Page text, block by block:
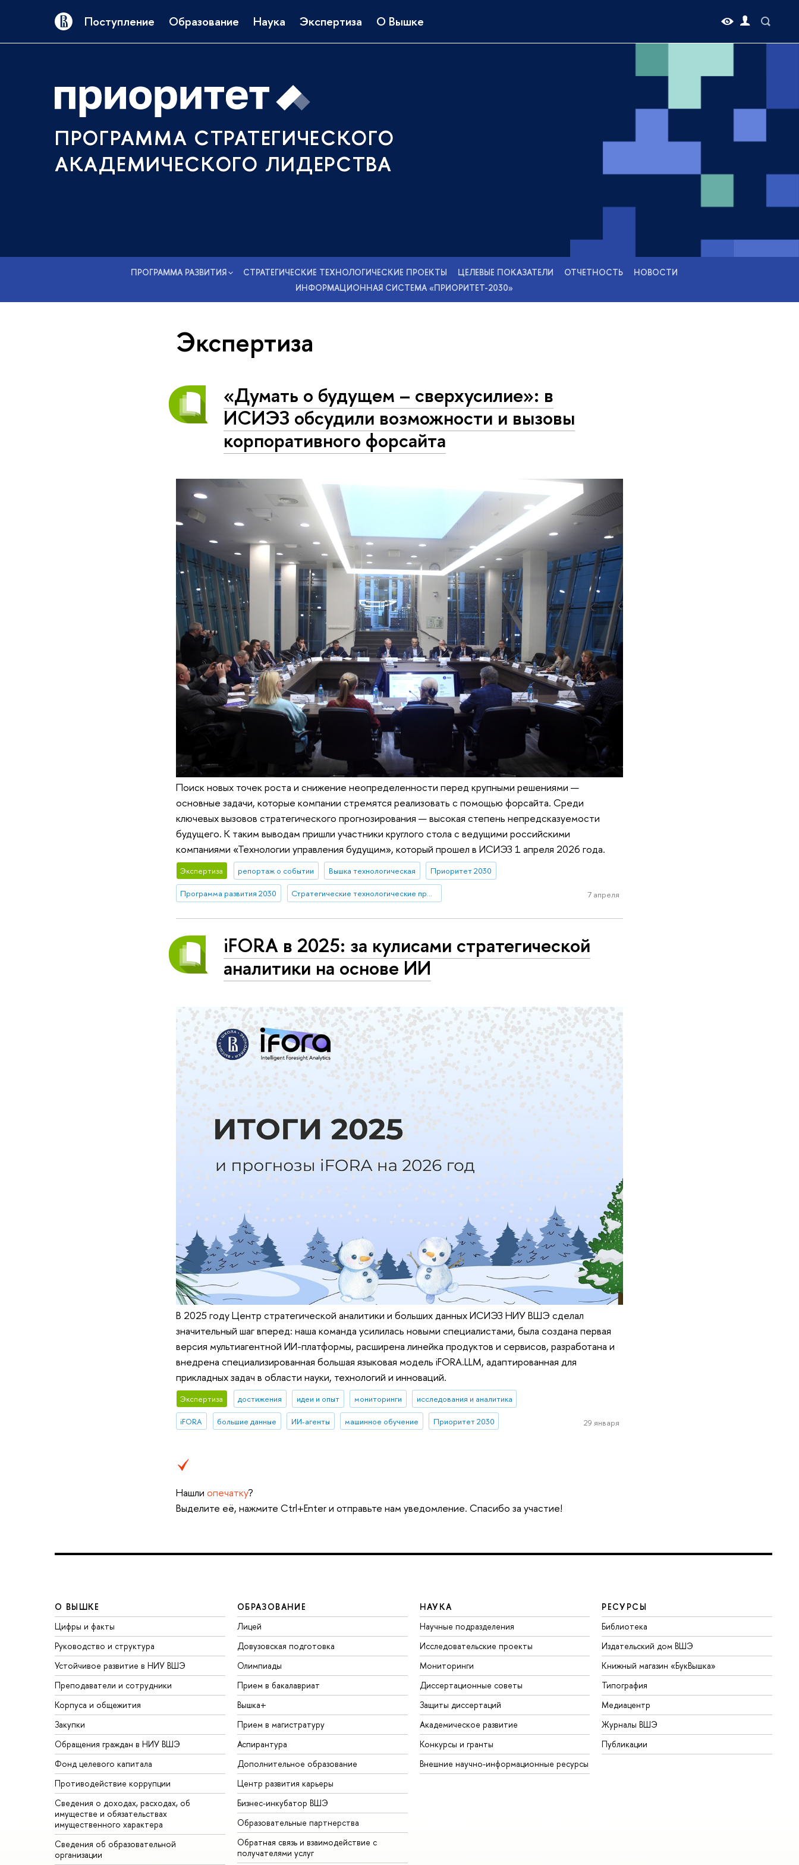
Поступление Образование Наука Экспертиза О Вышке
ПРОГРАММА СТРАТЕГИЧЕСКОГО
АКАДЕМИЧЕСКОГО ЛИДЕРСТВА
ПРОГРАММА РАЗВИТИЯ СТРАТЕГИЧЕСКИЕ ТЕХНОЛОГИЧЕСКИЕ ПРОЕКТЫ ЦЕЛЕВЫЕ ПОКАЗАТЕЛИ ОТЧЕТНОСТЬ
НОВОСТИ
ИНФОРМАЦИОННАЯ СИСТЕМА «ПРИОРИТЕТ-2030»
Экспертиза
«Думать о будущем – сверхусилие»: в
ИСИЭЗ обсудили возможности и вызовы
корпоративного форсайта
Поиск новых точек роста и снижение неопределенности перед крупными решениями —
основные задачи, которые компании стремятся реализовать с помощью форсайта. Среди
ключевых вызовов стратегического прогнозирования — высокая степень непредсказуемости
будущего. К таким выводам пришли участники круглого стола с ведущими российскими
компаниями «Технологии управления будущим», который прошел в ИСИЭЗ 1 апреля 2026 года.
Экспертиза репортаж о событии Вышка технологическая Приоритет 2030
Программа развития 2030 Стратегические технологические проекты 7 апреля
iFORA в 2025: за кулисами стратегической
аналитики на основе ИИ
В 2025 году Центр стратегической аналитики и больших данных ИСИЭЗ НИУ ВШЭ сделал
значительный шаг вперед: наша команда усилилась новыми специалистами, была создана первая
версия мультиагентной ИИ-платформы, расширена линейка продуктов и сервисов, разработана и
внедрена специализированная большая языковая модель iFORA.LLM, адаптированная для
прикладных задач в области науки, технологий и инноваций.
Экспертиза достижения идеи и опыт мониторинги исследования и аналитика
iFORA большие данные ИИ-агенты машинное обучение Приоритет 2030 29 января
Нашли опечатку?
Выделите её, нажмите Ctrl+Enter и отправьте нам уведомление. Спасибо за участие!
О ВЫШКЕ
Цифры и факты
Руководство и структура
Устойчивое развитие в НИУ ВШЭ
Преподаватели и сотрудники
Корпуса и общежития
Закупки
Обращения граждан в НИУ ВШЭ
Фонд целевого капитала
Противодействие коррупции
Сведения о доходах, расходах, об
имуществе и обязательствах
имущественного характера
Сведения об образовательной
организации
ОБРАЗОВАНИЕ
Лицей
Довузовская подготовка
Олимпиады
Прием в бакалавриат
Вышка+
Прием в магистратуру
Аспирантура
Дополнительное образование
Центр развития карьеры
Бизнес-инкубатор ВШЭ
Образовательные партнерства
Обратная связь и взаимодействие с
получателями услуг
НАУКА
Научные подразделения
Исследовательские проекты
Мониторинги
Диссертационные советы
Защиты диссертаций
Академическое развитие
Конкурсы и гранты
Внешние научно-информационные ресурсы
РЕСУРСЫ
Библиотека
Издательский дом ВШЭ
Книжный магазин «БукВышка»
Типография
Медиацентр
Журналы ВШЭ
Публикации